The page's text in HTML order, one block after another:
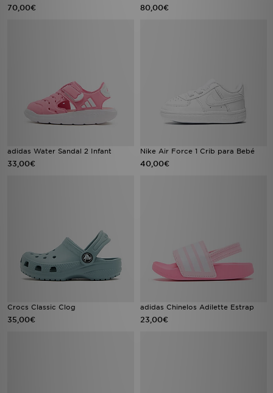
70,00€ 80,00€
adidas Water Sandal 2 Infant
33,00€
Nike Air Force 1 Crib para Bebé
40,00€
Crocs Classic Clog
35,00€
adidas Chinelos Adilette Estrap
23,00€